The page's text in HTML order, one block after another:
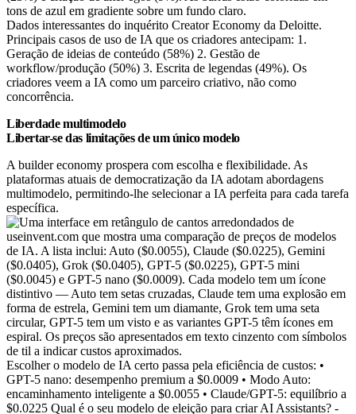
Dados interessantes do inquérito Creator Economy da Deloitte.
Principais casos de uso de IA que os criadores antecipam: 1.
Geração de ideias de conteúdo (58%) 2. Gestão de
workflow/produção (50%) 3. Escrita de legendas (49%). Os
criadores veem a IA como um parceiro criativo, não como
concorrência.
Liberdade multimodelo
Libertar-se das limitações de um único modelo
A builder economy prospera com escolha e flexibilidade. As
plataformas atuais de democratização da IA adotam abordagens
multimodelo, permitindo-lhe selecionar a IA perfeita para cada tarefa
específica.
Escolher o modelo de IA certo passa pela eficiência de custos: •
GPT-5 nano: desempenho premium a $0.0009 • Modo Auto:
encaminhamento inteligente a $0.0055 • Claude/GPT-5: equilíbrio a
$0.0225 Qual é o seu modelo de eleição para criar AI Assistants? -